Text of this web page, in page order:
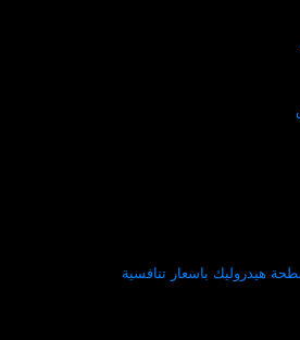
هيدروليك باسعار تنافسية